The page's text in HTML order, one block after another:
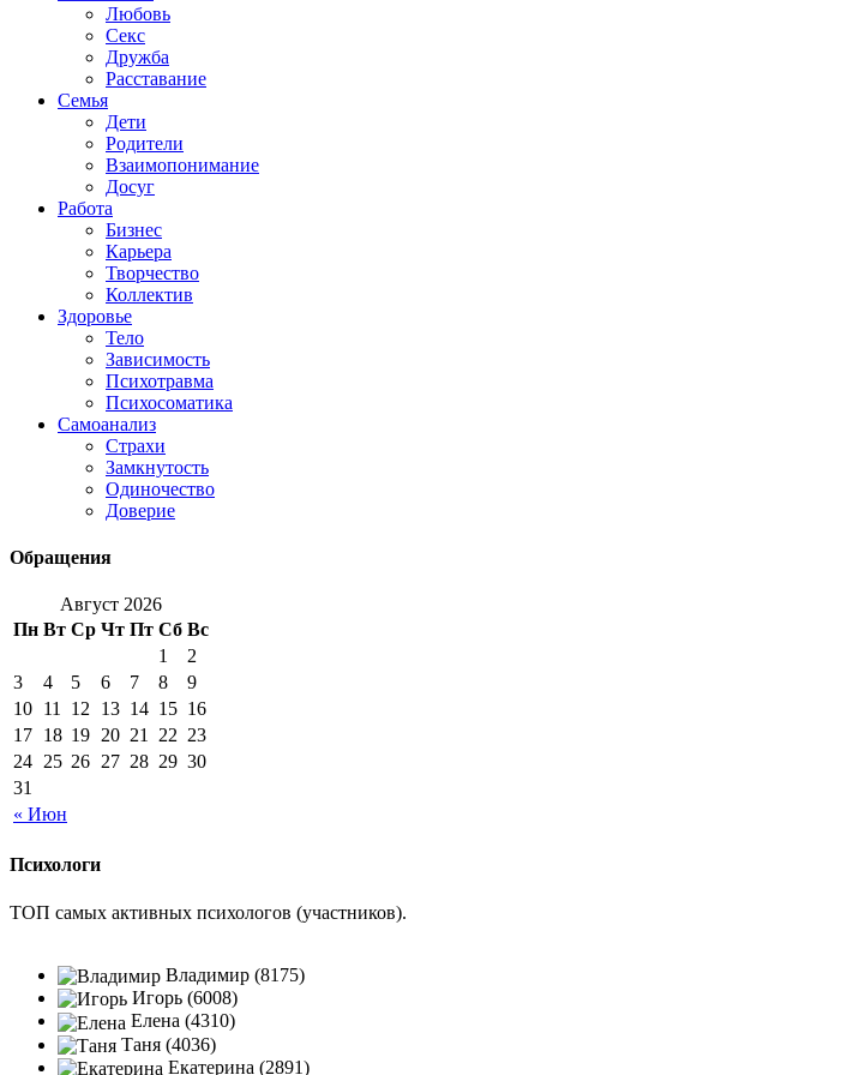
Любовь
Секс
Дружба
Расставание
Семья
Дети
Родители
Взаимопонимание
Досуг
Работа
Бизнес
Карьера
Творчество
Коллектив
Здоровье
Тело
Зависимость
Психотравма
Психосоматика
Самоанализ
Страхи
Замкнутость
Одиночество
Доверие
Обращения
Август 2026
Пн Вт Ср Чт Пт Сб Вс
« Июн
1
2
3
4 5 6 7 8
9
10 11 12 13 14 15 16
17 18 19 20 21 22 23
24 25 26 27 28 29 30
31
Психологи
ТОП самых активных психологов (участников).
Владимир (8175)
Игорь (6008)
Елена (4310)
Таня (4036)
Екатерина (2891)